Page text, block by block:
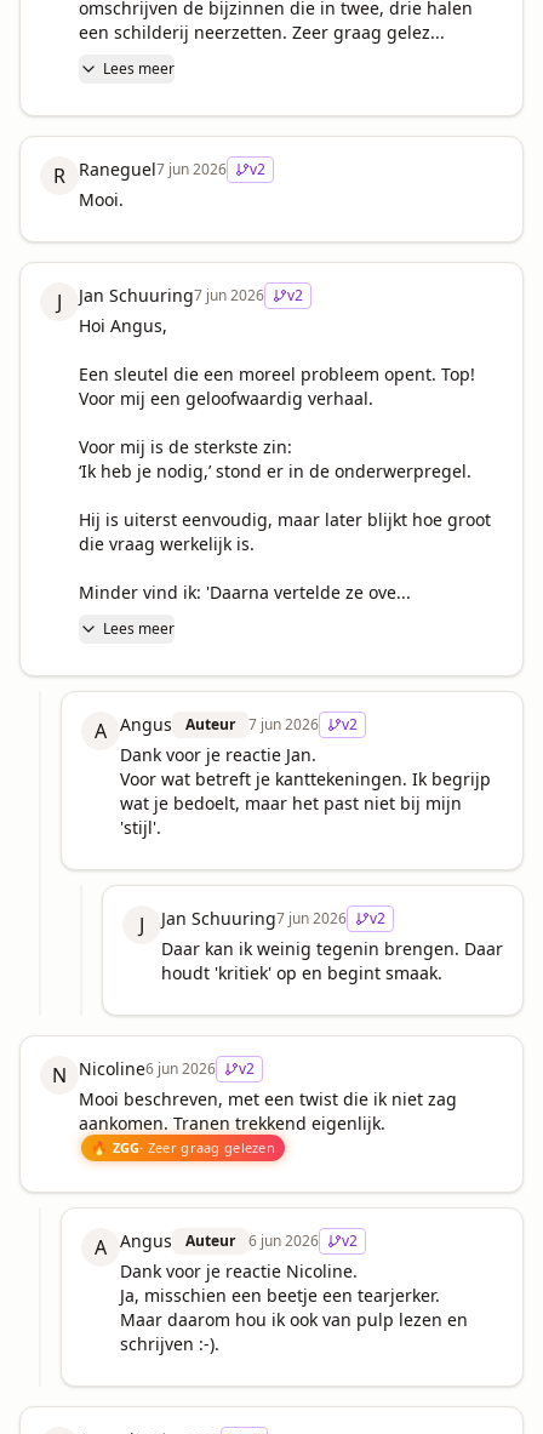
omschrijven de bijzinnen die in twee, drie halen
een schilderij neerzetten. Zeer graag gelez...
Lees meer
R Raneguel7 jun 2026 v2
Mooi.
J Jan Schuuring7 jun 2026 v2
Hoi Angus,
Een sleutel die een moreel probleem opent. Top!
Voor mij een geloofwaardig verhaal.
Voor mij is de sterkste zin:
‘Ik heb je nodig,’ stond er in de onderwerpregel.
Hij is uiterst eenvoudig, maar later blijkt hoe groot
die vraag werkelijk is.
Minder vind ik: 'Daarna vertelde ze ove...
Lees meer
A Angus Auteur 7 jun 2026 v2
Dank voor je reactie Jan.
Voor wat betreft je kanttekeningen. Ik begrijp
wat je bedoelt, maar het past niet bij mijn
'stijl'.
J Jan Schuuring7 jun 2026 v2
Daar kan ik weinig tegenin brengen. Daar
houdt 'kritiek' op en begint smaak.
N Nicoline6 jun 2026 v2
Mooi beschreven, met een twist die ik niet zag
🔥 ZGG· Zeer graag gelezen
A Angus Auteur 6 jun 2026 v2
Dank voor je reactie Nicoline.
Ja, misschien een beetje een tearjerker.
Maar daarom hou ik ook van pulp lezen en
schrijven :-).